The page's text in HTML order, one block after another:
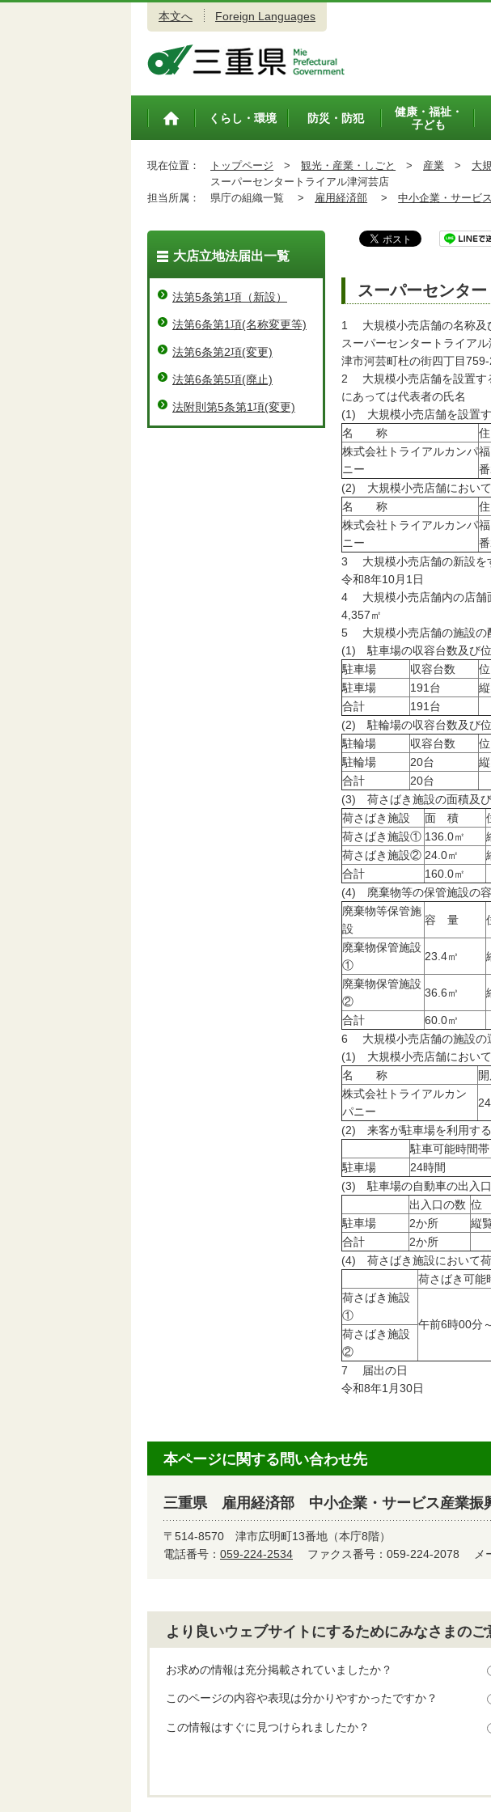
本文へ Foreign Languages
トップペ
くらし・環境 防災・防犯
健康・福祉・
子ども
現在位置： トップページ > 観光・産業・しごと > 産業 > 大
スーパーセンタートライアル津河芸店
担当所属：
県庁の組織一覧 > 雇用経済部 > 中小企業・サービ
スーパーセンタ
1 大規模小売店舗の名称及
スーパーセンタートライア
津市河芸町杜の街四丁目
2 大規模小売店舗を設置す
にあっては代表者の氏名
(1) 大規模小売店舗を設置
名 称
株式会社トライアルカンパ
ニー
(2) 大規模小売店舗において
名 称
株式会社トライアルカンパ
ニー
3 大規模小売店舗の新設を
令和8年10月1日
4 大規模小売店舗内の店舗
4,357㎡
5 大規模小売店舗の施設の
(1) 駐車場の収容台数及び
駐車場
収容台数
駐車場
191台
合計
191台
(2) 駐輪場の収容台数及び
駐輪場
収容台数
駐輪場
20台
合計
20台
(3) 荷さばき施設の面積及
荷さばき施設
面 積
荷さばき施設① 136.0㎡
荷さばき施設② 24.0㎡
合計
160.0㎡
(4) 廃棄物等の保管施設の
廃棄物等保管施
設
容 量
廃棄物保管施設
①
23.4㎥
廃棄物保管施設
②
36.6㎥
合計
60.0㎥
6 大規模小売店舗の施設の
(1) 大規模小売店舗におい
名 称
株式会社トライアルカン
パニー
(2) 来客が駐車場を利用す
駐車可能時間帯
駐車場
24時間
(3) 駐車場の自動車の出入
出入口の数 位
駐車場
2か所
縦
合計
2か所
(4) 荷さばき施設において
荷さばき可能
荷さばき施設
①
午前6時00分
荷さばき施設
②
7 届出の日
令和8年1月30日
大店立地法届出一覧
法第5条第1項（新設）
法第6条第1項(名称変更等)
法第6条第2項(変更)
法第6条第5項(廃止)
法附則第5条第1項(変更)
本ページに関する問い合わせ先
三重県 雇用経済部 中小企業・サービス産業振
〒514-8570 津市広明町13番地（本庁8階）
電話番号： 059-224-2534 ファクス番号：059-224-2078 メ
より良いウェブサイトにするためにみなさまの
お求めの情報は充分掲載されていましたか？
このページの内容や表現は分かりやすかったですか？
この情報はすぐに見つけられましたか？